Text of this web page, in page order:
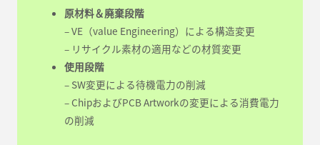
原材料＆廃棄段階
– VE（value Engineering）による構造変更
– リサイクル素材の適用などの材質変更
使用段階
– SW変更による待機電力の削減
– ChipおよびPCB Artworkの変更による消費電力
の削減